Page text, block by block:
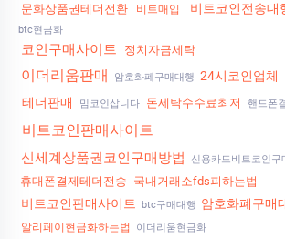
문화상품권테더전환 비트매입 비트코인전송대
btc현금화
코인구매사이트 정치자금세탁
이더리움판매 암호화폐구매대행 24시코인업체
테더판매
밈코인삽니다 돈세탁수수료최저 핸드폰
비트코인판매사이트
신세계상품권코인구매방법 신용카드비트코인구
휴대폰결제테더전송 국내거래소fds피하는법
비트코인판매사이트 btc구매대행 암호화폐구매
알리페이현금화하는법 이더리움현금화